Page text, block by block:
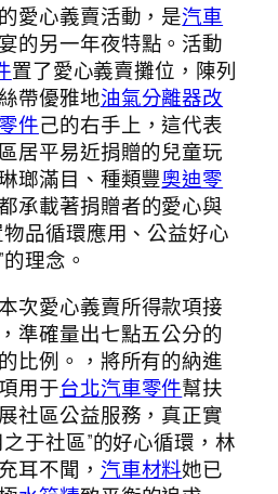
愛心義賣活動，是汽車
的另一年夜特點。活動
置了愛心義賣攤位，陳列
帶優雅地油氣分離器改
件己的右手上，這代表
居平易近捐贈的兒童玩
瑯滿目、種類豐奧迪零
承載著捐贈者的愛心與
品循環應用、公益好心
理念。
次愛心義賣所得款項接
準確量出七點五公分的
比例。，將所有的納進
用于台北汽車零件幫扶
社區公益服務，真正實
于社區”的好心循環，林
耳不聞， 汽車材料她已